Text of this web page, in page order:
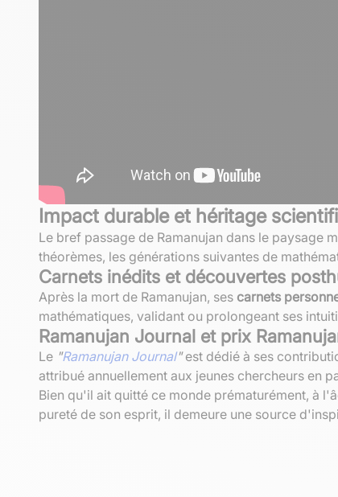
Impact durable et héritage
Le bref passage de Ramanujan dans le paysage
théorèmes, les générations suivantes de
Carnets inédits et découvertes
Après la mort de Ramanujan, ses carnets
mathématiques, validant ou prolongeant ses
Ramanujan Journal et prix
Le "Ramanujan Journal"est dédié à ses
attribué annuellement aux jeunes chercheurs en
Bien qu'il ait quitté ce monde prématurément, à
pureté de son esprit, il demeure une source